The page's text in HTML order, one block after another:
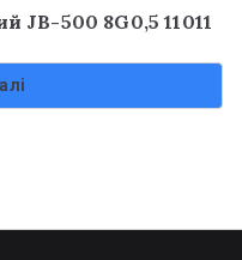
JB-500 8G0,5 11011